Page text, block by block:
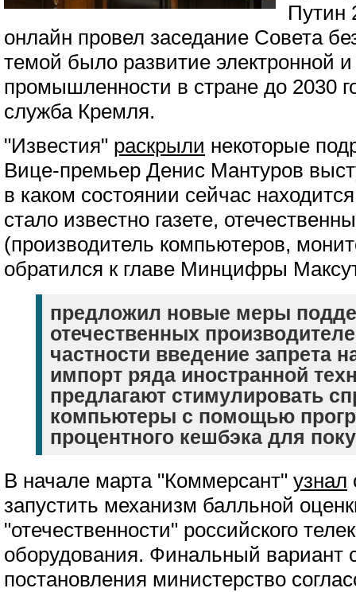
Путин
онлайн провел заседание Совета
темой было развитие электронной
промышленности в стране до 2030
служба Кремля.
"Известия" раскрыли некоторые
Вице-премьер Денис Мантуров
в каком состоянии сейчас
стало известно газете,
(производитель компьютеров,
обратился к главе Минцифры
предложил новые меры
отечественных
частности введение запрета
импорт ряда иностранной
предлагают стимулировать
компьютеры с помощью
процентного кешбэка для
В начале марта "Коммерсант" узнал
запустить механизм балльной
"отечественности" российского
оборудования. Финальный вариант
постановления министерство